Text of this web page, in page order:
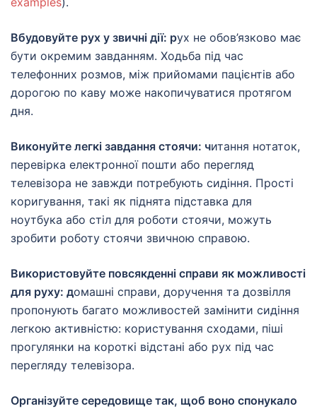
Вбудовуйте рух у звичні дії: рух не обов’язково має
бути окремим завданням. Ходьба під час
телефонних розмов, між прийомами пацієнтів або
дорогою по каву може накопичуватися протягом
дня.
Виконуйте легкі завдання стоячи: читання нотаток,
перевірка електронної пошти або перегляд
телевізора не завжди потребують сидіння. Прості
коригування, такі як піднята підставка для
ноутбука або стіл для роботи стоячи, можуть
зробити роботу стоячи звичною справою.
Використовуйте повсякденні справи як можливості
для руху: домашні справи, доручення та дозвілля
пропонують багато можливостей замінити сидіння
легкою активністю: користування сходами, піші
прогулянки на короткі відстані або рух під час
перегляду телевізора.
Організуйте середовище так, щоб воно спонукало